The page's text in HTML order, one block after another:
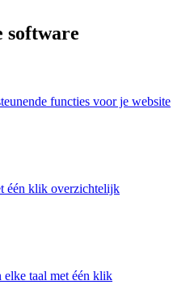
software
functies voor je website
één klik overzichtelijk
elke taal met één klik